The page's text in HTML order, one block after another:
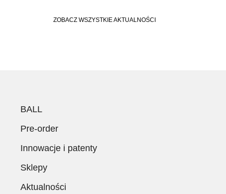
ZOBACZ WSZYSTKIE AKTUALNOŚCI
BALL
Pre-order
Innowacje i patenty
Sklepy
Aktualności